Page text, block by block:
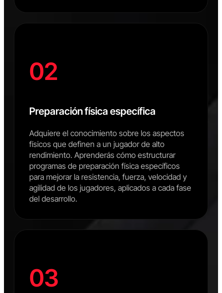
02
Preparación física específica
Adquiere el conocimiento sobre los aspectos
físicos que definen a un jugador de alto
rendimiento. Aprenderás cómo estructurar
programas de preparación física específicos
para mejorar la resistencia, fuerza, velocidad y
agilidad de los jugadores, aplicados a cada fase
del desarrollo.
03